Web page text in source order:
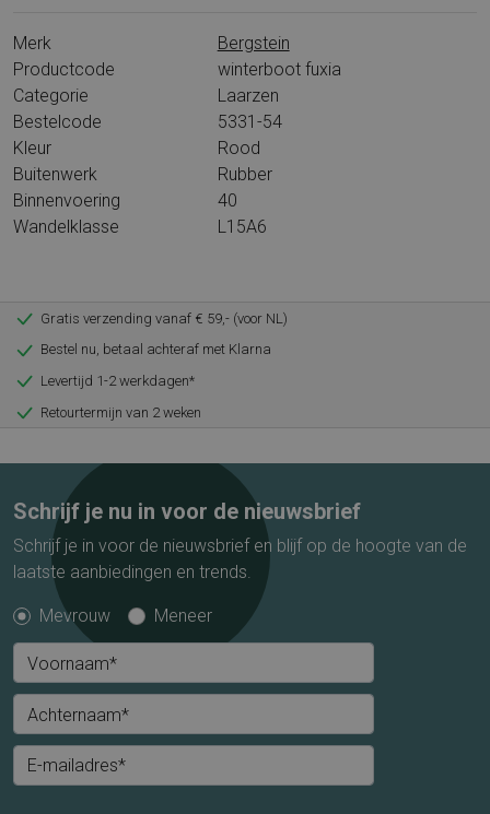
Merk
Bergstein
Productcode
winterboot fuxia
Categorie
Laarzen
Bestelcode
5331-54
Kleur
Rood
Buitenwerk
Rubber
Binnenvoering
40
Wandelklasse
L15A6
Gratis verzending vanaf € 59,- (voor NL)
Bestel nu, betaal achteraf met Klarna
Levertijd 1-2 werkdagen*
Retourtermijn van 2 weken
Schrijf je nu in voor de nieuwsbrief
Schrijf je in voor de nieuwsbrief en blijf op de hoogte van de
laatste aanbiedingen en trends.
Mevrouw Meneer
Voornaam*
Achternaam*
E-mailadres*